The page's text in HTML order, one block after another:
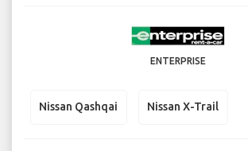
ENTERPRISE
Nissan Qashqai Nissan X-Trail